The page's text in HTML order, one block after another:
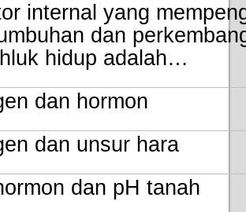
internal yang
dan
hidup adalah…
dan hormon
dan unsur hara
dan pH tanah